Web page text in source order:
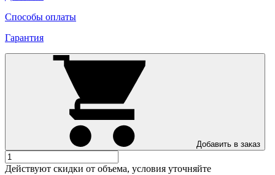
Способы оплаты
Гарантия
Добавить в заказ
Действуют скидки от объема, условия уточняйте